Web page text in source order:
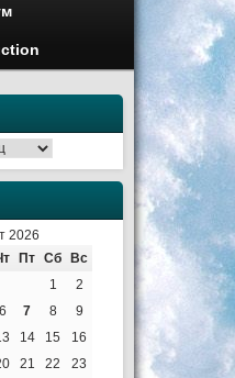
2026
Пт Сб
Вс
1
2
6 7 8
9
14 15
16
21 22
23